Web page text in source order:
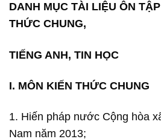
DANH MỤC TÀI LIỆU ÔN
THỨC CHUNG,
TIẾNG ANH, TIN HỌC
I. MÔN KIẾN THỨC CHUNG
1. Hiến pháp nước Cộng hòa
Nam năm 2013;